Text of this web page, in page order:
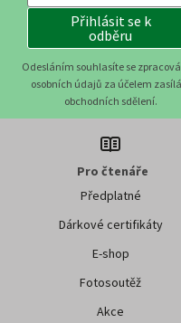
Přihlásit se k
odběru
Odesláním souhlasíte se
osobních údajů za účelem
obchodních sdělení.
Pro čtenáře
Předplatné
Dárkové certifikáty
E-shop
Fotosoutěž
Akce